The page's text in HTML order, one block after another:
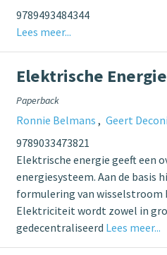
9789493484344
Lees meer...
Elektrische Energie
Paperback
Ronnie Belmans Geert
9789033473821
Elektrische energie geeft een
energiesysteem. Aan de basis
formulering van wisselstroom
Elektriciteit wordt zowel in
gedecentraliseerd Lees meer...